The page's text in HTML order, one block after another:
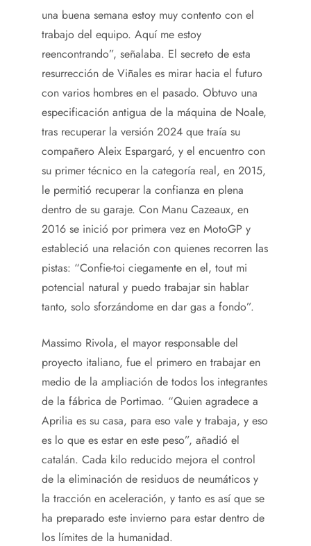
una buena semana estoy muy contento con el
trabajo del equipo. Aquí me estoy
reencontrando”, señalaba. El secreto de esta
resurrección de Viñales es mirar hacia el futuro
con varios hombres en el pasado. Obtuvo una
especificación antigua de la máquina de Noale,
tras recuperar la versión 2024 que traía su
compañero Aleix Espargaró, y el encuentro con
su primer técnico en la categoría real, en 2015,
le permitió recuperar la confianza en plena
dentro de su garaje. Con Manu Cazeaux, en
2016 se inició por primera vez en MotoGP y
estableció una relación con quienes recorren las
pistas: “Confie-toi ciegamente en el, tout mi
potencial natural y puedo trabajar sin hablar
tanto, solo sforzándome en dar gas a fondo”.
Massimo Rivola, el mayor responsable del
proyecto italiano, fue el primero en trabajar en
medio de la ampliación de todos los integrantes
de la fábrica de Portimao. “Quien agradece a
Aprilia es su casa, para eso vale y trabaja, y eso
es lo que es estar en este peso”, añadió el
catalán. Cada kilo reducido mejora el control
de la eliminación de residuos de neumáticos y
la tracción en aceleración, y tanto es así que se
ha preparado este invierno para estar dentro de
los límites de la humanidad.